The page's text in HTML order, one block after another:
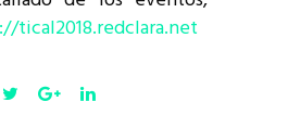
tical2018.redclara.net